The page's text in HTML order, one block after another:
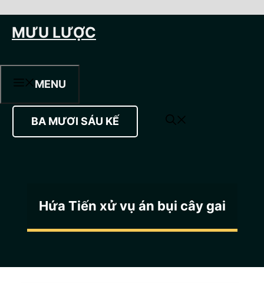
đếnMƯU LƯỢC
MENU
BA MƯƠI SÁU KẾ
Hứa Tiến xử vụ án bụi cây gai